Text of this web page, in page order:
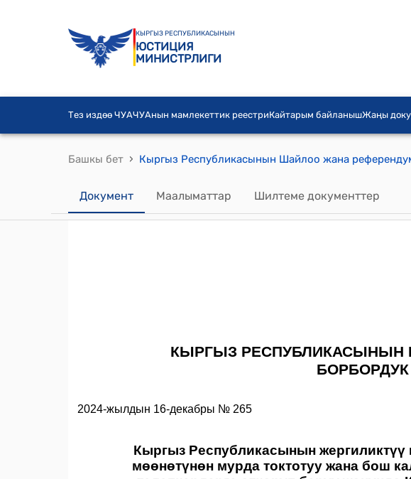
КЫРГЫЗ РЕСПУБЛИКАСЫНЫН
ЮСТИЦИЯ
МИНИСТРЛИГИ
Тез издөө ЧУАЧУАнын мамлекеттик реестриКайтарым байланышЖаңы
Башкы бет ›
Документ Маалыматтар Шилтеме документтер